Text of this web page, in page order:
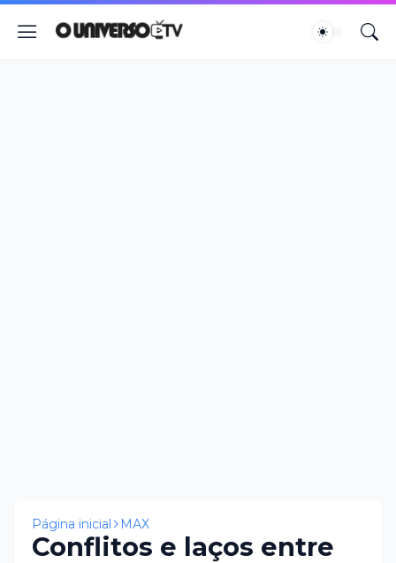
Página inicial MAX
Conflitos e laços entre